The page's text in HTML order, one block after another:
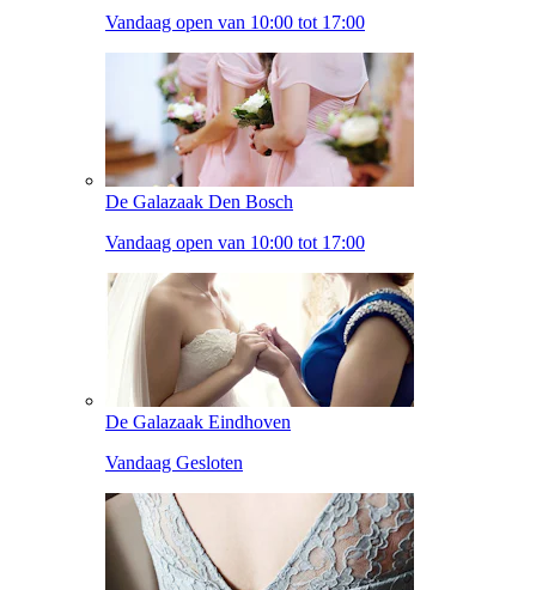
Vandaag open van 10:00 tot 17:00
De Galazaak Den Bosch
Vandaag open van 10:00 tot 17:00
De Galazaak Eindhoven
Vandaag Gesloten